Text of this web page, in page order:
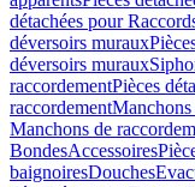
détachées pour
déversoirs muraux
déversoirs muraux
raccordementPièces
raccordementManchons
Manchons de
BondesAccessoires
baignoiresDouches